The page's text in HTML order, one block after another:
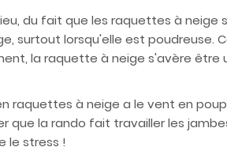
du fait que les raquettes à
surtout lorsqu'elle est poudreuse.
la raquette à neige s'avère
raquettes à neige a le vent en
que la rando fait travailler les
le stress !